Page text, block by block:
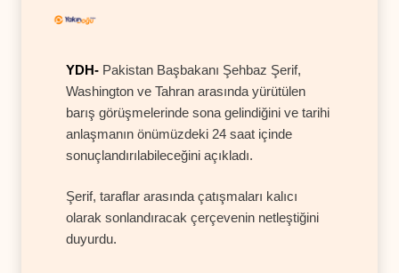
YDH- Pakistan Başbakanı Şehbaz Şerif,
Washington ve Tahran arasında yürütülen
barış görüşmelerinde sona gelindiğini ve tarihi
anlaşmanın önümüzdeki 24 saat içinde
sonuçlandırılabileceğini açıkladı.
Şerif, taraflar arasında çatışmaları kalıcı
olarak sonlandıracak çerçevenin netleştiğini
duyurdu.